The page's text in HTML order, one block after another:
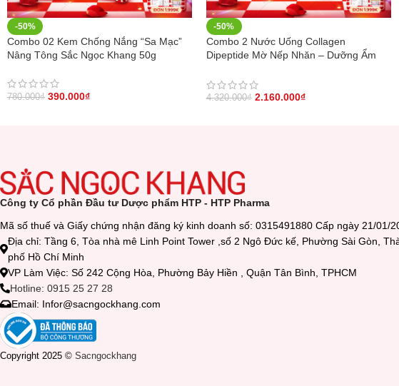
-50%
Combo 02 Kem Chống Nắng “Sa Mạc”
Nâng Tông Sắc Ngọc Khang 50g
780.000₫ 390.000₫
-50%
Combo 2 Nước Uống Collagen
Dipeptide Mờ Nếp Nhăn – Dưỡng Ẩm
4.320.000₫ 2.160.000₫
Công ty Cổ phần Đầu tư Dược phẩm HTP - HTP Pharma
Mã số thuế và Giấy chứng nhận đăng ký kinh doanh số: 0315491880 Cấp ngày 21/01/
Địa chỉ: Tầng 6, Tòa nhà mê Linh Point Tower ,số 2 Ngô Đức kế, Phường Sài Gòn,
phố Hồ Chí Minh
VP Làm Việc: Số 242 Cộng Hòa, Phường Bảy Hiền , Quận Tân Bình, TPHCM
Hotline: 0915 25 27 28
Email: Infor@sacngockhang.com
Copyright 2025 © Sacngockhang